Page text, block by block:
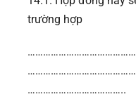
trường hợp
………………………………..